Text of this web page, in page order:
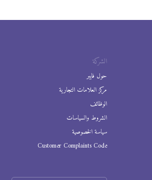
الشركة
حول فايبر
مركز العلامات التجارية
الوظائف
الشروط والسياسات
سياسة الخصوصية
Customer Complaints Code